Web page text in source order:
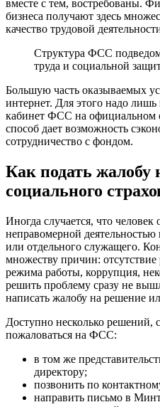
вместе с тем, востребованы.
бизнеса получают здесь
качество трудовой
Структура ФСС
труда и социальной
Большую часть оказываемых
интернет. Для этого надо
кабинет ФСС на официальном
способ дает возможность
сотрудничество с фондом.
Как подать
социального
Иногда случается, что человек
неправомерной деятельностью
или отдельного служащего.
множеству причин: отсутствие
режима работы, коррупция,
решить проблему сразу не
написать жалобу на решение
Доступно несколько
пожаловаться на ФСС:
в том же
директору;
позвонить по
направить письмо в